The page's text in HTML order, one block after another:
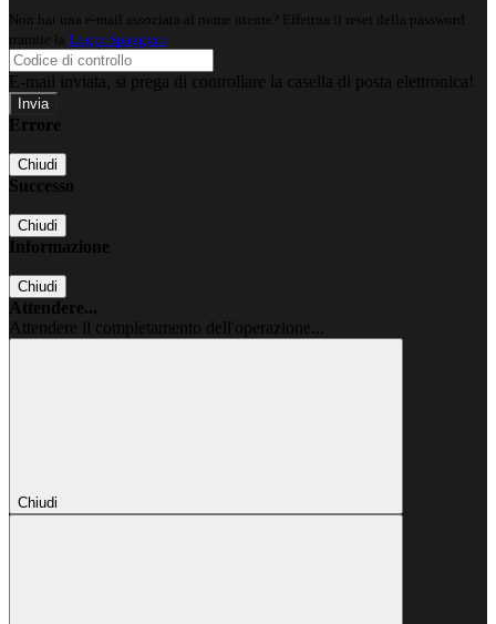
Non hai una e-mail associata al nome utente? Effettua il reset della password
tramite la Login Spaggiari
E-mail inviata, si prega di controllare la casella di posta elettronica!
Errore
Chiudi
Successo
Chiudi
Informazione
Chiudi
Attendere...
Attendere il completamento dell'operazione...
Chiudi